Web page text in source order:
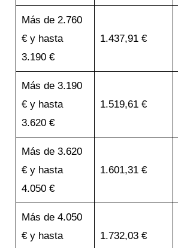
Más de 2.760
€ y hasta
3.190 €
1.437,91 €
Más de 3.190
€ y hasta
3.620 €
1.519,61 €
Más de 3.620
€ y hasta
4.050 €
1.601,31 €
Más de 4.050
€ y hasta
1.732,03 €